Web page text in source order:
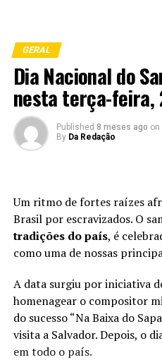
GERAL
Dia Nacional do
nesta terça-feira,
Published 8 meses ago on
By Da Redação
Um ritmo de fortes raízes
Brasil por escravizados. O
tradições do país, é
como uma de nossas
A data surgiu por iniciativa
homenagear o compositor
do sucesso “Na Baixa do
visita a Salvador. Depois, o
em todo o país.